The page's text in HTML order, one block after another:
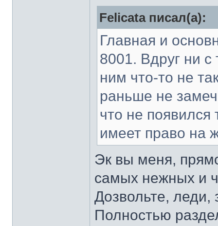
Felicata писал(а):
Главная и
8001. Вдруг ни с
ним что-то не
раньше не
что не появился
имеет право на
Эк вы меня,
самых нежных и
Дозвольте,
Полностью